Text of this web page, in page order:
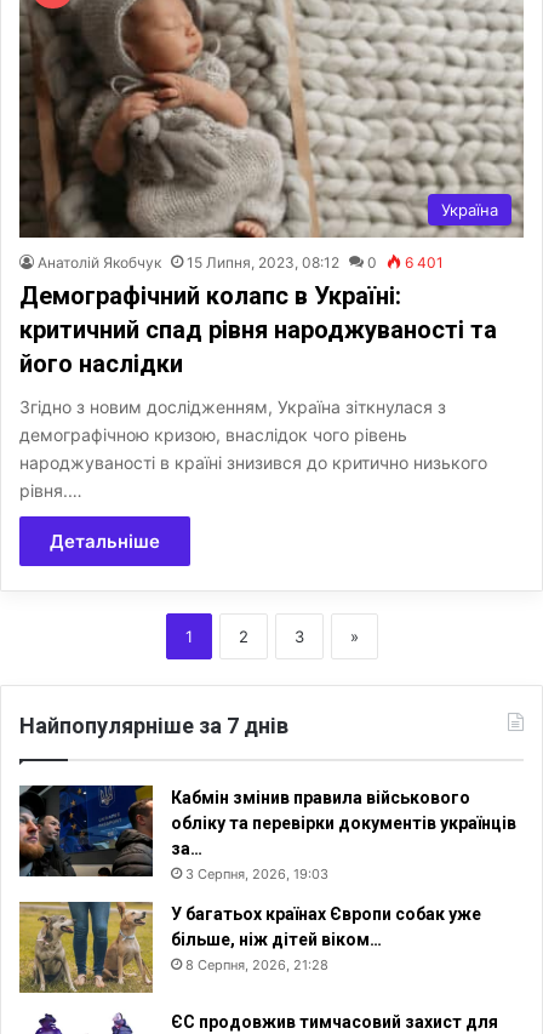
Україна
Анатолій Якобчук 15 Липня, 2023, 08:12 0 6 401
Демографічний колапс в Україні:
критичний спад рівня народжуваності та
його наслідки
Згідно з новим дослідженням, Україна зіткнулася з
демографічною кризою, внаслідок чого рівень
народжуваності в країні знизився до критично низького
рівня.…
Детальніше
1 2 3 »
Найпопулярніше за 7 днів
Кабмін змінив правила військового
обліку та перевірки документів українців
за…
3 Серпня, 2026, 19:03
У багатьох країнах Європи собак уже
більше, ніж дітей віком…
8 Серпня, 2026, 21:28
ЄС продовжив тимчасовий захист для